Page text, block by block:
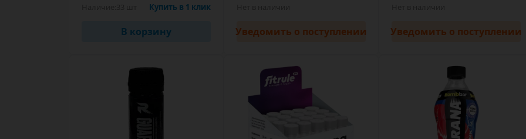
Купить в 1 клик
В корзину Уведомить о поступлении Уведомить о поступлении